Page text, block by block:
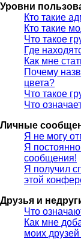
Уровни
Кто такие
Кто такие
Что такое
Где
Как мне
Почему
цвета?
Что такое
Что
Личные
Я не могу
Я
сообщения!
Я получил
этой
Друзья и
Что
Как мне
моих